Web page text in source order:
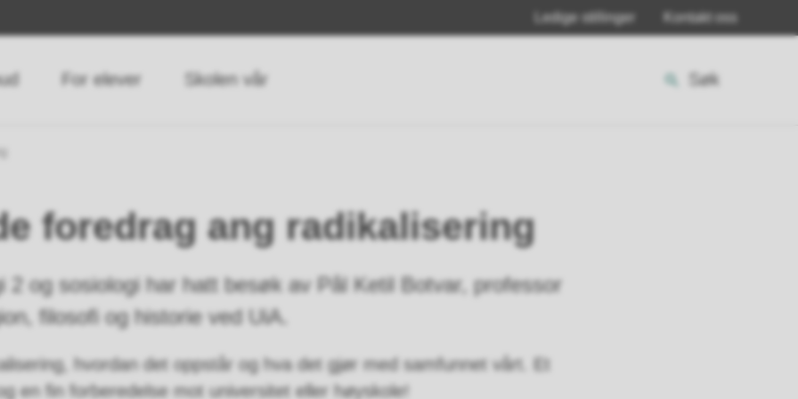
Ledige stillinger Kontakt oss
For elever Skolen vår Søk
foredrag ang radikalisering
2 og sosiologi har hatt besøk av Pål Ketil Botvar, professor
filosofi og historie ved UiA.
hvordan det oppstår og hva det gjør med samfunnet vårt. Et
en fin forberedelse mot universitet eller høyskole!